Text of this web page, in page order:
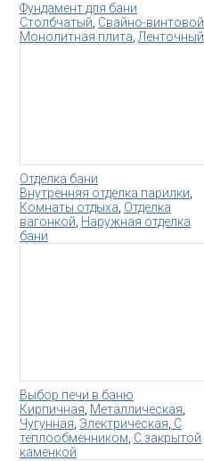
Фундамент для бани
Столбчатый, Свайно-винтовой
Монолитная плита,Ленточный
Отделка бани
Внутренняя отделка парилки,
Комнаты отдыха, Отделка
вагонкой, Наружная отделка
бани
Выбор печи в баню
Кирпичная, Металлическая,
Чугунная, Электрическая, С
теплообменником, С закрытой
каменкой